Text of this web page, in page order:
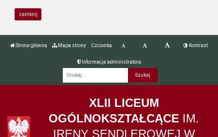
zamknij
Strona główna Mapa strony Czcionka Kontrast
Informacja administratora
XLII LICEUM
OGÓLNOKSZTAŁCĄCE IM.
IRENY SENDLEROWEJ W